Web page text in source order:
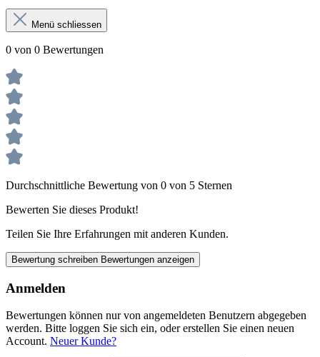
Menü schliessen
0 von 0 Bewertungen
Durchschnittliche Bewertung von 0 von 5 Sternen
Bewerten Sie dieses Produkt!
Teilen Sie Ihre Erfahrungen mit anderen Kunden.
Bewertung schreiben Bewertungen anzeigen
Anmelden
Bewertungen können nur von angemeldeten Benutzern abgegeben
werden. Bitte loggen Sie sich ein, oder erstellen Sie einen neuen
Account. Neuer Kunde?